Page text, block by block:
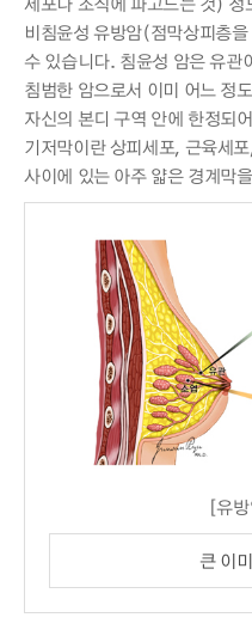
비침윤성 유방암(점막상피층
수 있습니다. 침윤성 암은 유
침범한 암으로서 이미 어느 정
자신의 본디 구역 안에 한정되
기저막이란 상피세포, 근육세
사이에 있는 아주 얇은 경계막
[유
큰 이